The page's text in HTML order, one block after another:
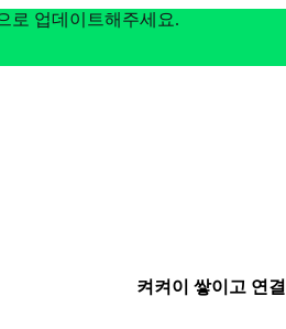
로 업데이트해주세요.
켜켜이 쌓이고 연